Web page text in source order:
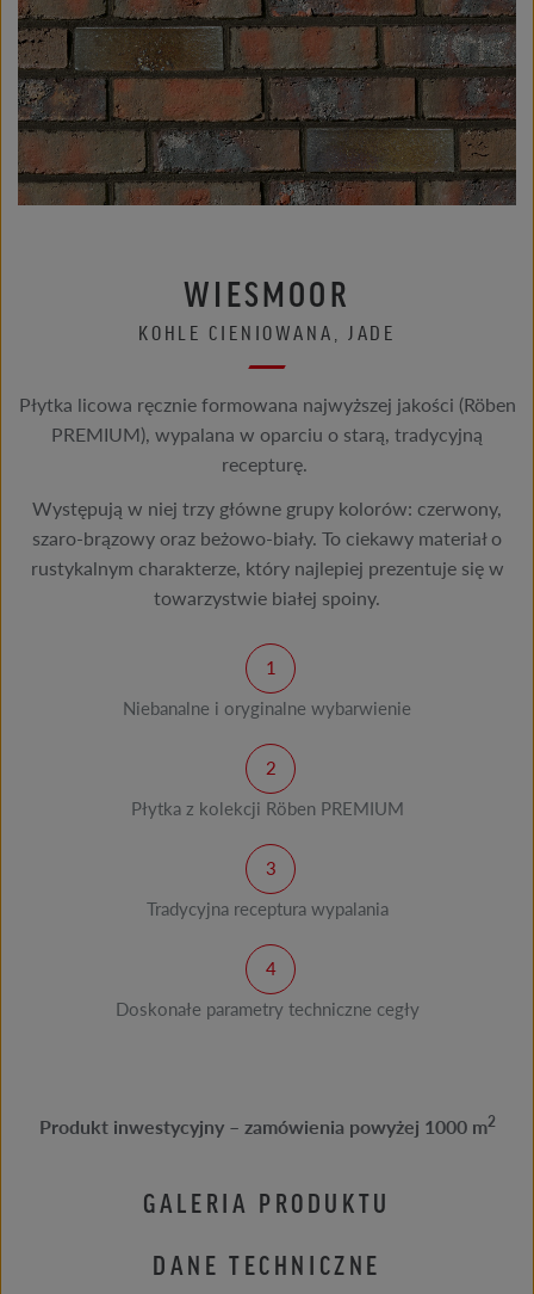
WIESMOOR
KOHLE CIENIOWANA, JADE
Płytka licowa ręcznie formowana najwyższej jakości (Röben
PREMIUM), wypalana w oparciu o starą, tradycyjną
recepturę.
Występują w niej trzy główne grupy kolorów: czerwony,
szaro-brązowy oraz beżowo-biały. To ciekawy materiał o
rustykalnym charakterze, który najlepiej prezentuje się w
towarzystwie białej spoiny.
Niebanalne i oryginalne wybarwienie
Płytka z kolekcji Röben PREMIUM
Tradycyjna receptura wypalania
Doskonałe parametry techniczne cegły
Produkt inwestycyjny – zamówienia powyżej 1000 m2
GALERIA PRODUKTU
DANE TECHNICZNE